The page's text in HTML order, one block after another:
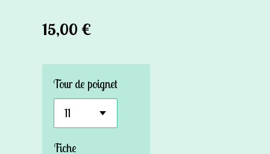
15,00 €
Tour de poignet
Fiche